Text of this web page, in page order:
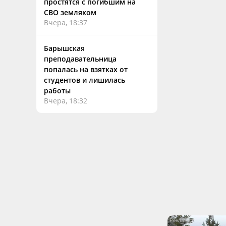
СВО земляком
Вчера, 18:37
Барышская
преподавательница
попалась на взятках от
студентов и лишилась
работы
Вчера, 18:32